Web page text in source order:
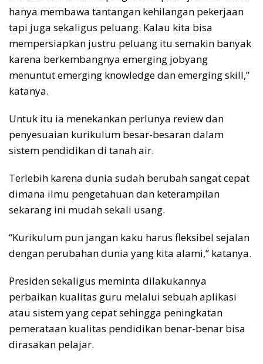
hanya membawa tantangan kehilangan pekerjaan
tapi juga sekaligus peluang. Kalau kita bisa
mempersiapkan justru peluang itu semakin banyak
karena berkembangnya emerging jobyang
menuntut emerging knowledge dan emerging skill,”
katanya.
Untuk itu ia menekankan perlunya review dan
penyesuaian kurikulum besar-besaran dalam
sistem pendidikan di tanah air.
Terlebih karena dunia sudah berubah sangat cepat
dimana ilmu pengetahuan dan keterampilan
sekarang ini mudah sekali usang.
“Kurikulum pun jangan kaku harus fleksibel sejalan
dengan perubahan dunia yang kita alami,” katanya.
Presiden sekaligus meminta dilakukannya
perbaikan kualitas guru melalui sebuah aplikasi
atau sistem yang cepat sehingga peningkatan
pemerataan kualitas pendidikan benar-benar bisa
dirasakan pelajar.